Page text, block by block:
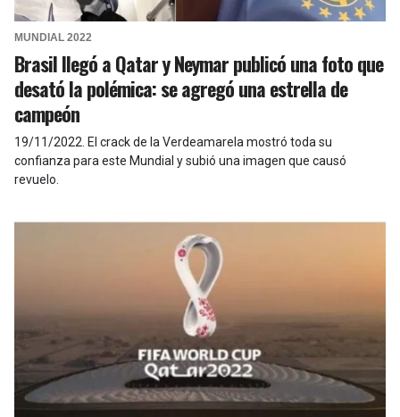
MUNDIAL 2022
Brasil llegó a Qatar y Neymar publicó una foto que
desató la polémica: se agregó una estrella de
campeón
19/11/2022 El crack de la Verdeamarela mostró toda su
confianza para este Mundial y subió una imagen que causó
revuelo.